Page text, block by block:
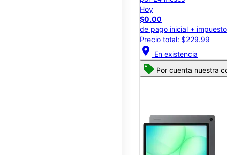
Hoy
$0.00
de pago inicial +
Precio total: $229.99
location_on En existencia
Por cuenta nuestra